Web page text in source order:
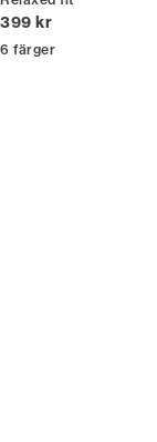
Nuvarande pris
399 kr
6 färger